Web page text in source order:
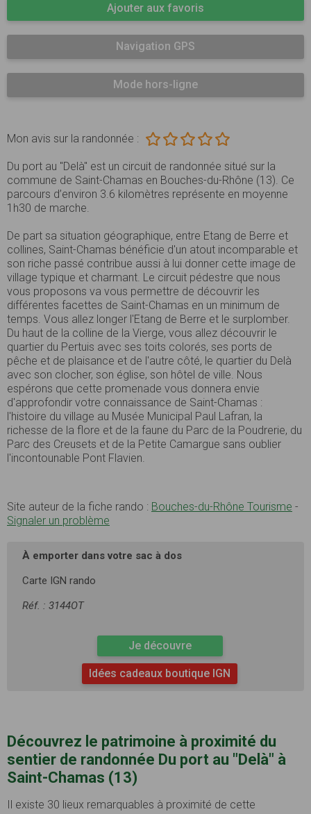
Ajouter aux favoris
Navigation GPS
Mode hors-ligne
Mon avis sur la randonnée :
Du port au "Delà" est un circuit de randonnée situé sur la
commune de Saint-Chamas en Bouches-du-Rhône (13). Ce
parcours d’environ 3.6 kilomètres représente en moyenne
1h30 de marche.
De part sa situation géographique, entre Etang de Berre et
collines, Saint-Chamas bénéficie d'un atout incomparable et
son riche passé contribue aussi à lui donner cette image de
village typique et charmant. Le circuit pédestre que nous
vous proposons va vous permettre de découvrir les
différentes facettes de Saint-Chamas en un minimum de
temps. Vous allez longer l'Etang de Berre et le surplomber.
Du haut de la colline de la Vierge, vous allez découvrir le
quartier du Pertuis avec ses toits colorés, ses ports de
pêche et de plaisance et de l'autre côté, le quartier du Delà
avec son clocher, son église, son hôtel de ville. Nous
espérons que cette promenade vous donnera envie
d'approfondir votre connaissance de Saint-Chamas :
l'histoire du village au Musée Municipal Paul Lafran, la
richesse de la flore et de la faune du Parc de la Poudrerie, du
Parc des Creusets et de la Petite Camargue sans oublier
l'incontounable Pont Flavien.
Site auteur de la fiche rando : Bouches-du-Rhône Tourisme -
Signaler un problème
À emporter dans votre sac à dos
Carte IGN rando
Réf. : 3144OT
Je découvre
Idées cadeaux boutique IGN
Découvrez le patrimoine à proximité du
sentier de randonnée Du port au "Delà" à
Saint-Chamas (13)
Il existe 30 lieux remarquables à proximité de cette